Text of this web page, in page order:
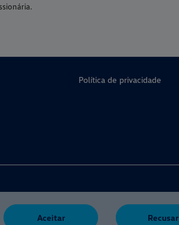
Política de privacidade
Aceitar Recusar